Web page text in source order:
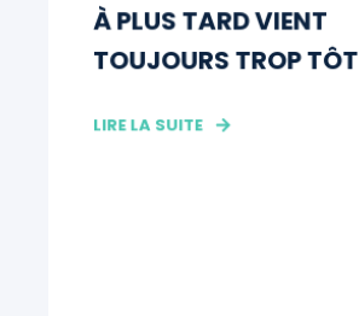
À PLUS TARD VIENT
TOUJOURS TROP TÔT
LIRE LA SUITE